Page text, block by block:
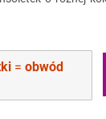
=obwód